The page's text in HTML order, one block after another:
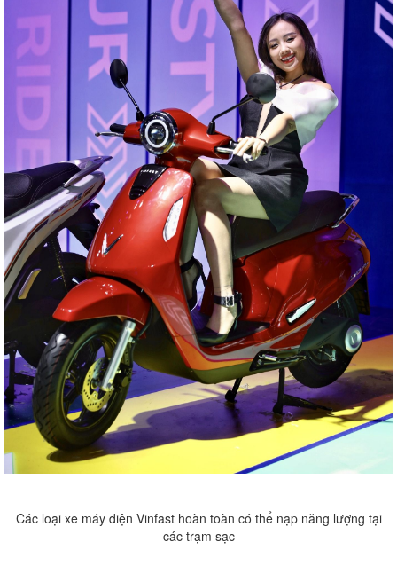
Các loại xe máy điện Vinfast hoàn toàn có thể nạp năng lượng tại
các trạm sạc